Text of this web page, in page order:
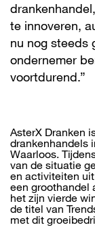
te innoveren,
nu nog steeds
ondernemer
voortdurend.”
AsterX Dranken
drankenhandels
Waarloos.
van de situatie
en activiteiten
een groothandel
het zijn vierde
de titel van
met dit